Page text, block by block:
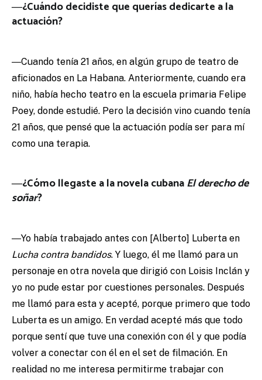
―¿Cuándo decidiste que querías dedicarte a la
actuación?
―Cuando tenía 21 años, en algún grupo de teatro de
aficionados en La Habana. Anteriormente, cuando era
niño, había hecho teatro en la escuela primaria Felipe
Poey, donde estudié. Pero la decisión vino cuando tenía
21 años, que pensé que la actuación podía ser para mí
como una terapia.
―¿Cómo llegaste a la novela cubanaEl derecho de
soñar?
―Yo había trabajado antes con [Alberto] Luberta en
Lucha contra bandidos. Y luego, él me llamó para un
personaje en otra novela que dirigió con Loisis Inclán y
yo no pude estar por cuestiones personales. Después
me llamó para esta y acepté, porque primero que todo
Luberta es un amigo. En verdad acepté más que todo
porque sentí que tuve una conexión con él y que podía
volver a conectar con él en el set de filmación. En
realidad no me interesa permitirme trabajar con